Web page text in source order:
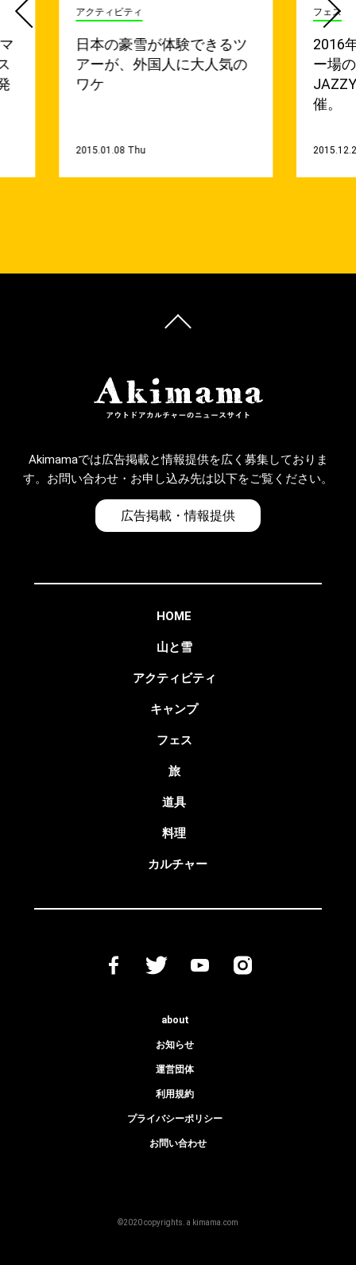
アクティビティ
日本の豪雪が体験できるツ
アーが、外国人に大人気の
ワケ
2015.01.08 Thu
フェス
2016
ー場
催。
Akimamaでは広告掲載と情報提供を広く募集しておりま
す。お問い合わせ・お申し込み先は以下をご覧ください。
広告掲載・情報提供
HOME
山と雪
アクティビティ
キャンプ
フェス
旅
道具
料理
カルチャー
about
お知らせ
運営団体
利用規約
プライバシーポリシー
お問い合わせ
©2020 copyrights. a kimama.com